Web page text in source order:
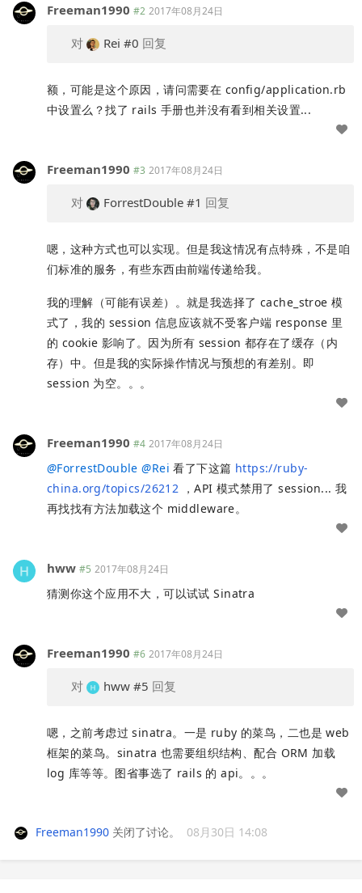
Freeman1990 #2 2017年08月24日
对 Rei #0 回复
额，可能是这个原因，请问需要在 config/application.rb
中设置么？找了 rails 手册也并没有看到相关设置...
Freeman1990 #3 2017年08月24日
对 ForrestDouble #1 回复
嗯，这种方式也可以实现。但是我这情况有点特殊，不是咱
们标准的服务，有些东西由前端传递给我。
我的理解（可能有误差）。就是我选择了 cache_stroe 模
式了，我的 session 信息应该就不受客户端 response 里
的 cookie 影响了。因为所有 session 都存在了缓存（内
存）中。但是我的实际操作情况与预想的有差别。即
session 为空。。。
Freeman1990 #4 2017年08月24日
@ForrestDouble @Rei 看了下这篇 https://ruby-
china.org/topics/26212 ，API 模式禁用了 session... 我
再找找有方法加载这个 middleware。
hww #5 2017年08月24日
猜测你这个应用不大，可以试试 Sinatra
Freeman1990 #6 2017年08月24日
对 hww #5 回复
嗯，之前考虑过 sinatra。一是 ruby 的菜鸟，二也是 web
框架的菜鸟。sinatra 也需要组织结构、配合 ORM 加载
log 库等等。图省事选了 rails 的 api。。。
Freeman1990 关闭了讨论。 08月30日 14:08